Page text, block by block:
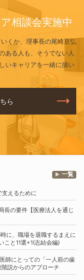
相談会実施中
くか、理事長の尾崎亘弘
ある人も、そうでない人
いキャリアを一緒に描い
ら
一覧
支えるために
長の要件 【医療法人を通じ
に、 職場を退職するまえに
こと11選+1(志結会編)
師にとっての 「一人前の歯
説からのアプローチ